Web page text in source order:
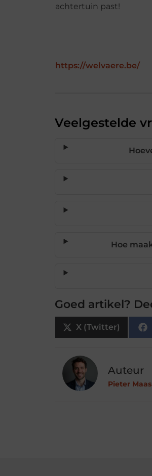
achtertuin past!
https://welvaere.be/
Veelgestelde
Hoe
Goed artikel?
X (Twitter)
Auteur
Pieter Maas